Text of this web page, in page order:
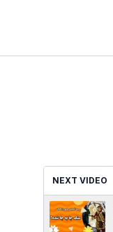
NEXT VIDEO